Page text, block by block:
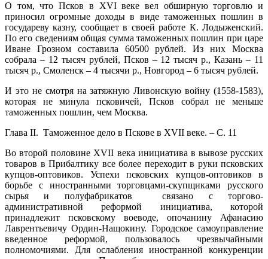
О том, что Псков в XVI веке вел обширную торговлю и
приносил огромные доходы в виде таможенных пошлин в
государеву казну, сообщает в своей работе К. Лодыженский.
По его сведениям общая сумма таможенных пошлин при царе
Иване Грозном составила 60500 рублей. Из них Москва
собрала – 12 тысяч рублей, Псков – 12 тысяч р., Казань – 11
тысяч р., Смоленск – 4 тысячи р., Новгород – 6 тысяч рублей.
И это не смотря на затяжную Ливонскую войну (1558-1583),
которая не минула псковичей, Псков собрал не меньше
таможенных пошлин, чем Москва.
Глава II. Таможенное дело в Пскове в XVII веке. – С. 11
Во второй половине XVII века инициатива в вывозе русских
товаров в Прибалтику все более переходит в руки псковских
купцов-оптовиков. Успехи псковских купцов-оптовиков в
борьбе с иностранными торговцами-скупщиками русского
сырья и полуфабрикатов связано с торгово-
административной реформой инициатива, которой
принадлежит псковскому воеводе, опочанину Афанасию
Лаврентьевичу Ордин-Нащокину. Городское самоуправление
введенное реформой, пользовалось чрезвычайными
полномочиями. Для ослабления иностранной конкуренции